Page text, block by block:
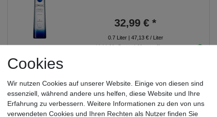
32,99 € *
0.7Liter| 47,13 € / Liter
*inkl. MwSt.zzgl.Versandkosten
13,49 € *
Cookies
Wir nutzen Cookies auf unserer Website. Einige von diesen sind
essenziell, während andere uns helfen, diese Website und Ihre
Erfahrung zu verbessern. Weitere Informationen zu den von uns
verwendeten Cookies und Ihren Rechten als Nutzer finden Sie